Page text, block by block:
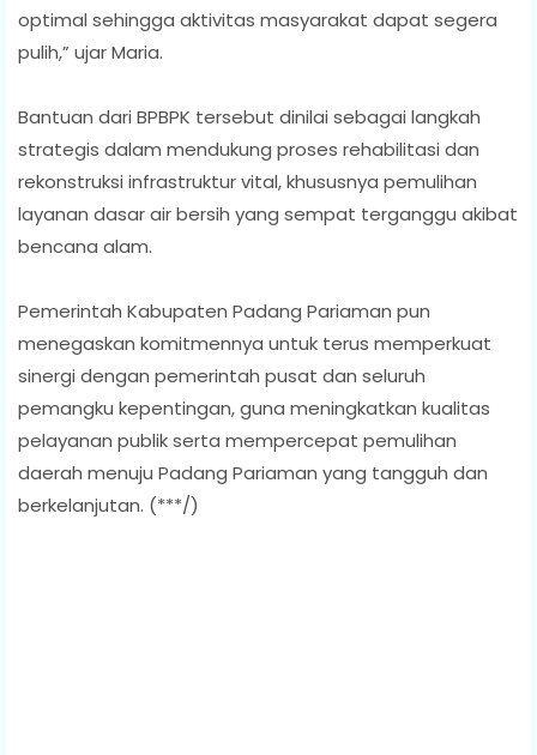
optimal sehingga aktivitas masyarakat dapat segera
pulih,” ujar Maria.
Bantuan dari BPBPK tersebut dinilai sebagai langkah
strategis dalam mendukung proses rehabilitasi dan
rekonstruksi infrastruktur vital, khususnya pemulihan
layanan dasar air bersih yang sempat terganggu akibat
bencana alam.
Pemerintah Kabupaten Padang Pariaman pun
menegaskan komitmennya untuk terus memperkuat
sinergi dengan pemerintah pusat dan seluruh
pemangku kepentingan, guna meningkatkan kualitas
pelayanan publik serta mempercepat pemulihan
daerah menuju Padang Pariaman yang tangguh dan
berkelanjutan. (***/)